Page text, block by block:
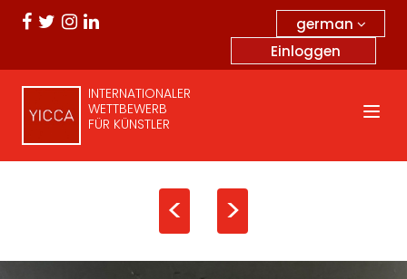
german
Einloggen
INTERNATIONALER
WETTBEWERB
FÜR KÜNSTLER
< >